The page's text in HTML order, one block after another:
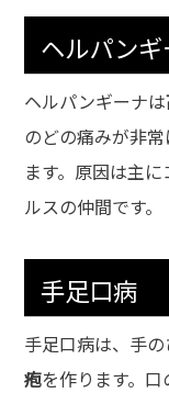
ヘルパンギ
ヘルパンギーナは
のどの痛みが非
ます。原因は主
ルスの仲間です。
手足口病
手足口病は、手
疱を作ります。